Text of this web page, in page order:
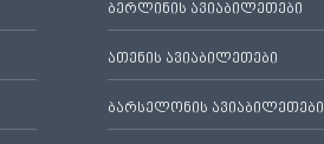
ბერლინის ავიაბილეთები
ათენის ავიაბილეთები
ბარსელონის ავიაბილეთები